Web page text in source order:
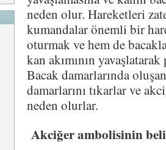
neden olur. Hareketleri
kumandalar önemli bir
oturmak ve hem de
kan akımının
Bacak damarlarında
damarlarını tıkarlar ve
neden olurlar.
Akciğer ambolisinin